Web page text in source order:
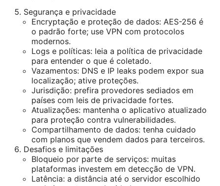
Segurança e privacidade
Encryptação e proteção de dados: AES-256 é
o padrão forte; use VPN com protocolos
modernos.
Logs e políticas: leia a política de privacidade
para entender o que é coletado.
Vazamentos: DNS e IP leaks podem expor sua
localização; ative proteções.
Jurisdição: prefira provedores sediados em
países com leis de privacidade fortes.
Atualizações: mantenha o aplicativo atualizado
para proteção contra vulnerabilidades.
Compartilhamento de dados: tenha cuidado
com planos que vendem dados para terceiros.
Desafios e limitações
Bloqueio por parte de serviços: muitas
plataformas investem em detecção de VPN.
Latência: a distância até o servidor escolhido